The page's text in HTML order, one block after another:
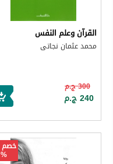
القرآن وعلم النفس
محمد عثمان نجاتى
300 ج.م
240 ج.م
%